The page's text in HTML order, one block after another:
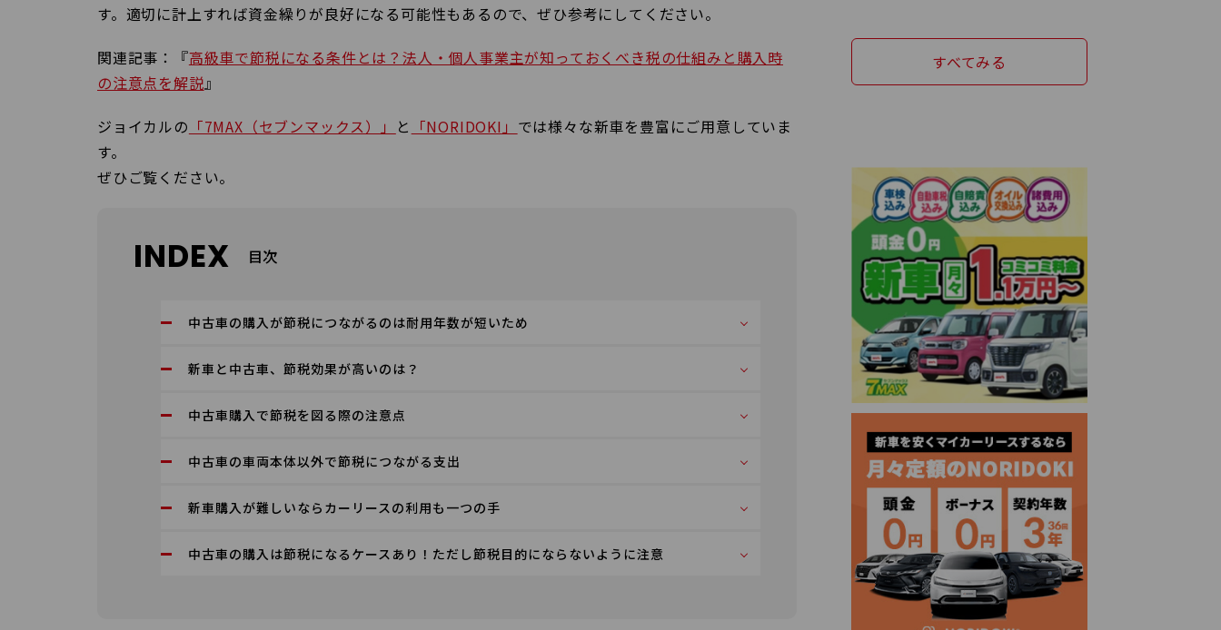
す。適切に計上すれば資金繰りが良好になる可能性もあるので、ぜひ参考にしてください。
関連記事：『高級車で節税になる条件とは？法人・個人事業主が知っておくべき税の仕組みと購入時
の注意点を解説』
ジョイカルの 「7MAX（セブンマックス）」 と 「NORIDOKI」 では様々な新車を豊富にご用意していま
す。
ぜひご覧ください。
INDEX 目次
中古車の購入が節税につながるのは耐用年数が短いため
新車と中古車、節税効果が高いのは？
中古車購入で節税を図る際の注意点
中古車の車両本体以外で節税につながる支出
新車購入が難しいならカーリースの利用も一つの手
中古車の購入は節税になるケースあり！ただし節税目的にならないように注意
すべてみる